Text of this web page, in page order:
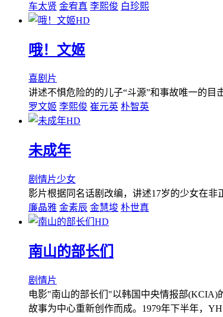
车太贤 金宥真 李熙俊 白珍熙
HD
哦！文姬
喜剧片
讲述不惧危险的的儿子“斗源”和事故唯一的目
罗文姬 李熙俊 崔元英 朴智英
HD
未成年
剧情片少女
影片根据同名话剧改编，讲述17岁的少女在非
廉晶雅 金素辰 金慧埈 朴世真
HD
南山的部长们
剧情片
电影"南山的部长们"以韩国中央情报部(KCIA)
故事为中心重新创作而成。1979年下半年，